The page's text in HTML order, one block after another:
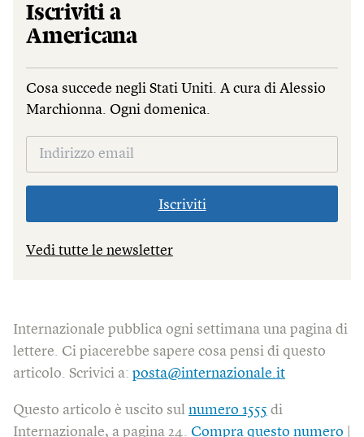
Iscriviti a
Americana
Cosa succede negli Stati Uniti. A cura di Alessio
Marchionna. Ogni domenica.
Iscriviti
Vedi tutte le newsletter
Internazionale pubblica ogni settimana una pagina di
lettere. Ci piacerebbe sapere cosa pensi di questo
articolo. Scrivici a: posta@internazionale.it
Questo articolo è uscito sul numero 1555 di
Internazionale, a pagina 24. Compra questo numero